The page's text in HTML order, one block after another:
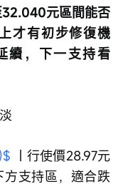
元區間能否
才有初步修復機
續，下一支持看
｜行使價28.97元
方支持區，適合跌